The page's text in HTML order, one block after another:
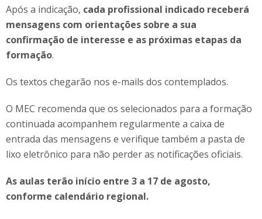
Após a indicação, cada profissional indicado receberá
mensagens com orientações sobre a sua
confirmação de interesse e as próximas etapas da
formação.
Os textos chegarão nos e-mails dos contemplados.
O MEC recomenda que os selecionados para a formação
continuada acompanhem regularmente a caixa de
entrada das mensagens e verifique também a pasta de
lixo eletrônico para não perder as notificações oficiais.
As aulas terão início entre 3 a 17 de agosto,
conforme calendário regional.